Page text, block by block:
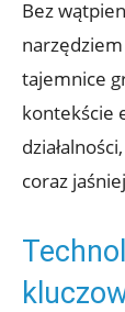
Bez
tajemnice
kontekście
coraz